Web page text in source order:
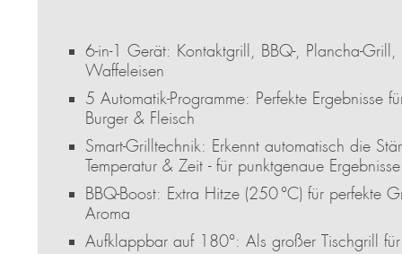
6-in-1 Gerät: Kontaktgrill, BBQ-, Plancha-
Waffeleisen
5 Automatik-Programme: Perfekte Ergebnisse
Burger & Fleisch
Smart-Grilltechnik: Erkennt automatisch die
Temperatur & Zeit - für punktgenaue
BBQ-Boost: Extra Hitze (250 °C) für perfekte
Aroma
Aufklappbar auf 180°: Als großer Tischgrill